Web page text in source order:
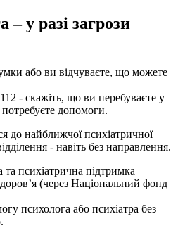
у разі загрози
або ви відчуваєте, що можете
- скажіть, що ви перебуваєте у
потребуєте допомоги.
до найближчої психіатричної
- навіть без направлення.
психіатрична підтримка
(через Національний фонд
психолога або психіатра без